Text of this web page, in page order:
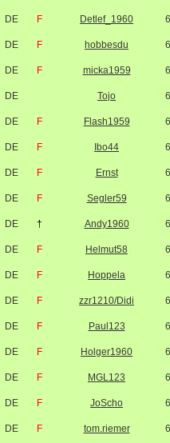
DE F Detlef_1960
DE F hobbesdu
DE F micka1959
DE Tojo
DE F Flash1959
DE F Ibo44
DE F Ernst
DE F Segler59
DE † Andy1960
DE F Helmut58
DE F Hoppela
DE F zzr1210/Didi
DE F Paul123
DE F Holger1960
DE F MGL123
DE F JoScho
DE F tom.riemer